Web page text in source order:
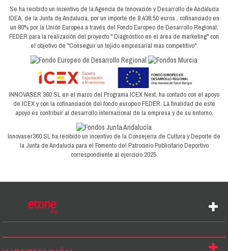
Se ha recibido un incentivo de la Agencia de Innovación y Desarrollo de Andalucía
IDEA, de la Junta de Andalucía, por un importe de 8.438,50 euros , cofinanciado en
un 80% por la Unión Europea a través del Fondo Europeo de Desarrollo Regional,
FEDER para la realización del proyecto " Diagnóstico en el área de marketing" con
el objetivo de "Conseguir un tejido empresarial más competitivo".
INNOVASER 360 SL en el marco del Programa ICEX Next, ha contado con el apoyo
de ICEX y con la cofinanciación del fondo europeo FEDER. La finalidad de este
apoyo es contribuir al desarrollo internacional de la empresa y de su entorno.
Innovaser360 SL ha recibido un incentivo de la Consejería de Cultura y Deporte de
la Junta de Andalucía para el Fomento del Patrocinio Publicitario Deportivo
correspondiente al ejercicio 2025.